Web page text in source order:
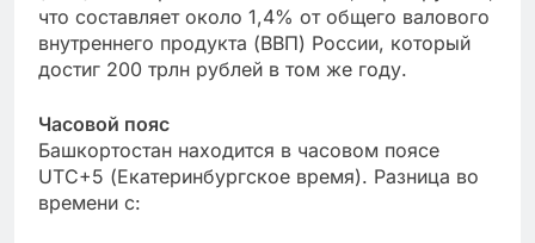
что составляет около 1,4% от общего валового
внутреннего продукта (ВВП) России, который
достиг 200 трлн рублей в том же году.
Часовой пояс
Башкортостан находится в часовом поясе
UTC+5 (Екатеринбургское время). Разница во
времени с: